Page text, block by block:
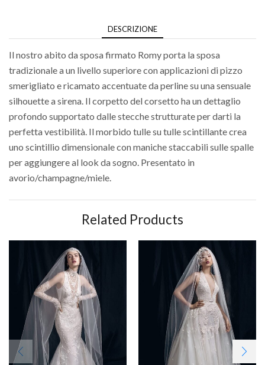
DESCRIZIONE
Il nostro abito da sposa firmato Romy porta la sposa
tradizionale a un livello superiore con applicazioni di pizzo
smerigliato e ricamato accentuate da perline su una sensuale
silhouette a sirena. Il corpetto del corsetto ha un dettaglio
profondo supportato dalle stecche strutturate per darti la
perfetta vestibilità. Il morbido tulle su tulle scintillante crea
uno scintillio dimensionale con maniche staccabili sulle spalle
per aggiungere al look da sogno. Presentato in
avorio/champagne/miele.
Related Products